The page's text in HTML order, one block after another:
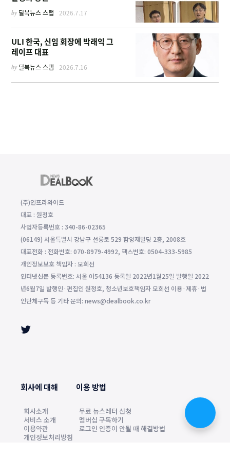
by 딜북뉴스 스탭 2026.7.17
ULI 한국, 신임 회장에 박래익 그
레이프 대표
by 딜북뉴스 스탭 2026.7.16
(주)인프라와이드
대표 : 원정호
사업자등록번호 : 340-86-02365
(06149) 서울특별시 강남구 선릉로 529 함양재빌딩 2층, 2008호
대표전화 : 전화번호: 070-8979-4992, 팩스번호: 0504-333-5985
개인정보보호 책임자 : 모희선
인터넷신문 등록번호: 서울 아54136 등록일 2022년1월25일 발행일 2022
년6월7일 발행인·편집인 원정호, 청소년보호책임자 모희선 이용·제휴·법
인단체구독 등 기타 문의: news@dealbook.co.kr
회사에 대해
회사소개
서비스 소개
이용약관
개인정보처리방침
이용 방법
무료 뉴스레터 신청
멤버십 구독하기
로그인 인증이 안될 때 해결방법